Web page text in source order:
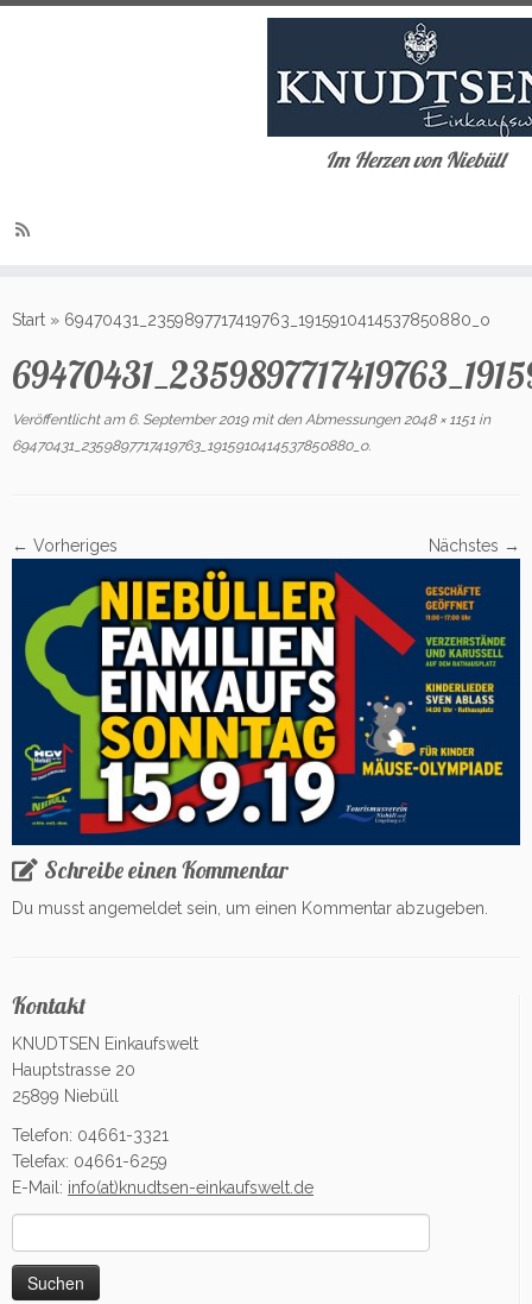
Inhalt
Im Herzen von Niebüll
Start » 69470431_2359897717419763_1915910414537850880_o
Veröffentlicht am 6. September 2019mit den Abmessungen2048 × 1151 in
69470431_2359897717419763_1915910414537850880_o.
← Vorheriges Nächstes →
Schreibe einen Kommentar
Du musst angemeldet sein, um einen Kommentar abzugeben.
Kontakt
KNUDTSEN Einkaufswelt
Hauptstrasse 20
25899 Niebüll
Telefon: 04661-3321
Telefax: 04661-6259
E-Mail: info(at)knudtsen-einkaufswelt.de
nach: